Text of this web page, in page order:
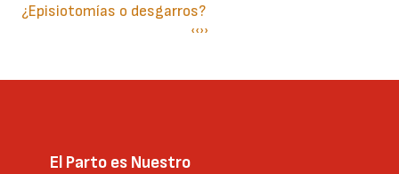
¿Episiotomías o desgarros?
Página
‹‹Siguiente
››
El Parto es Nuestro